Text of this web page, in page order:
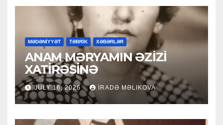
MƏDƏNİYYƏT TƏBRİK XƏBƏRLƏR
ANAM MƏRYAMIN ƏZİZİ
XATİRƏSİNƏ
JULY 16, 2026 İRADƏ MƏLIKOVA